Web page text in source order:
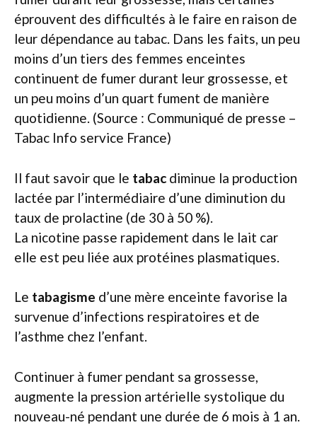
éprouvent des difficultés à le faire en raison de
leur dépendance au tabac. Dans les faits, un peu
moins d’un tiers des femmes enceintes
continuent de fumer durant leur grossesse, et
un peu moins d’un quart fument de manière
quotidienne. (Source : Communiqué de presse –
Tabac Info service France)
Il faut savoir que le tabac diminue la production
lactée par l’intermédiaire d’une diminution du
taux de prolactine (de 30 à 50 %).
La nicotine passe rapidement dans le lait car
elle est peu liée aux protéines plasmatiques.
Le tabagisme d’une mère enceinte favorise la
survenue d’infections respiratoires et de
l’asthme chez l’enfant.
Continuer à fumer pendant sa grossesse,
augmente la pression artérielle systolique du
nouveau-né pendant une durée de 6 mois à 1 an.